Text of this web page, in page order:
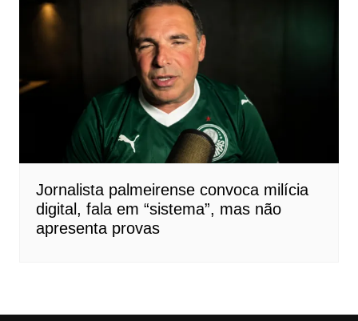
Jornalista palmeirense convoca milícia
digital, fala em “sistema”, mas não
apresenta provas